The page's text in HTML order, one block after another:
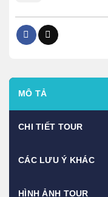
MÔ TẢ
CHI TIẾT TOUR
CÁC LƯU Ý KHÁC
HÌNH ẢNH TOUR